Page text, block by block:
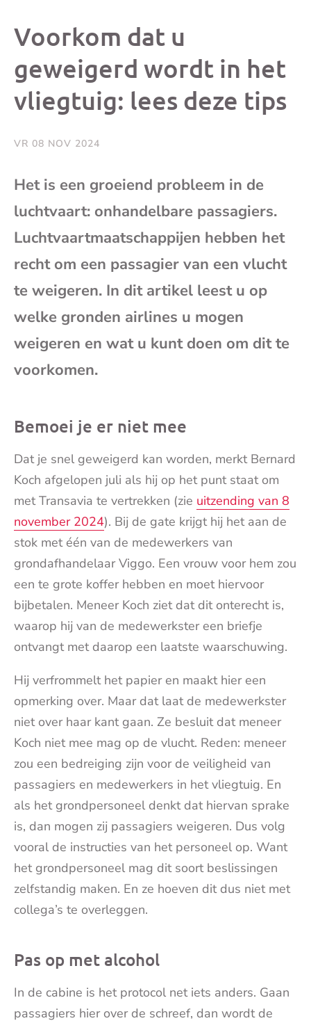
bericht
op
bericht
op
bericht
op
Voorkom dat u
geweigerd wordt in het
vliegtuig: lees deze tips
VR 08 NOV 2024
Het is een groeiend probleem in de
luchtvaart: onhandelbare passagiers.
Luchtvaartmaatschappijen hebben het
recht om een passagier van een vlucht
te weigeren. In dit artikel leest u op
welke gronden airlines u mogen
weigeren en wat u kunt doen om dit te
voorkomen.
Bemoei je er niet mee
Dat je snel geweigerd kan worden, merkt Bernard
Koch afgelopen juli als hij op het punt staat om
met Transavia te vertrekken (zie uitzending van 8
november 2024). Bij de gate krijgt hij het aan de
stok met één van de medewerkers van
grondafhandelaar Viggo. Een vrouw voor hem zou
een te grote koffer hebben en moet hiervoor
bijbetalen. Meneer Koch ziet dat dit onterecht is,
waarop hij van de medewerkster een briefje
ontvangt met daarop een laatste waarschuwing.
Hij verfrommelt het papier en maakt hier een
opmerking over. Maar dat laat de medewerkster
niet over haar kant gaan. Ze besluit dat meneer
Koch niet mee mag op de vlucht. Reden: meneer
zou een bedreiging zijn voor de veiligheid van
passagiers en medewerkers in het vliegtuig. En
als het grondpersoneel denkt dat hiervan sprake
is, dan mogen zij passagiers weigeren. Dus volg
vooral de instructies van het personeel op. Want
het grondpersoneel mag dit soort beslissingen
zelfstandig maken. En ze hoeven dit dus niet met
collega’s te overleggen.
Pas op met alcohol
In de cabine is het protocol net iets anders. Gaan
passagiers hier over de schreef, dan wordt de